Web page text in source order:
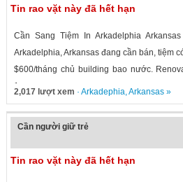
Tin rao vặt này đã hết hạn
Cần Sang Tiệm In Arkadelphia
Arkadelphia, Arkansas đang cần bán, tiệm
$600/tháng chủ building bao nước.
1...
2,017 lượt xem · Arkadephia,Arkansas»
Cần người giữ trẻ
Tin rao vặt này đã hết hạn